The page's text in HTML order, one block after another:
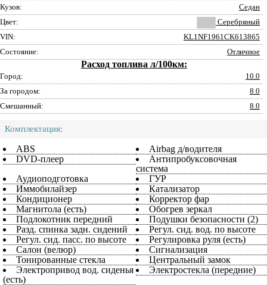
Кузов:
Седан
Цвет:
Серебряный
VIN:
KL1NF1961CK613865
Состояние:
Отличное
Расход топлива л/100км:
Город:
10.0
За городом:
8.0
Смешанный:
8.0
Комплектация:
ABS
Airbag д/водителя
DVD-плеер
Антипробуксовочная
система
Аудиоподготовка
ГУР
Иммобилайзер
Катализатор
Кондиционер
Корректор фар
Магнитола (есть)
Обогрев зеркал
Подлокотник передний
Подушки безопасности (2)
Разд. спинка задн. сидений
Регул. сид. вод. по высоте
Регул. сид. пасс. по высоте
Регулировка руля (есть)
Салон (велюр)
Сигнализация
Тонированные стекла
Центральный замок
Электропривод вод. сиденья
(есть)
Электростекла (передние)